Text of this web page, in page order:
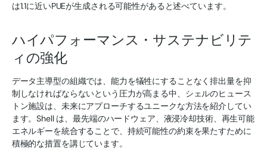
は1.1に近いPUEが生成される可能性があると述べています。
ハイパフォーマンス・サステナビリテ
ィの強化
データ主導型の組織では、能力を犠牲にすることなく排出量を抑
制しなければならないという圧力が高まる中、シェルのヒュース
トン施設は、未来にアプローチするユニークな方法を紹介してい
ます。Shell は、最先端のハードウェア、液浸冷却技術、再生可能
エネルギーを統合することで、持続可能性の約束を果たすために
積極的な措置を講じています。